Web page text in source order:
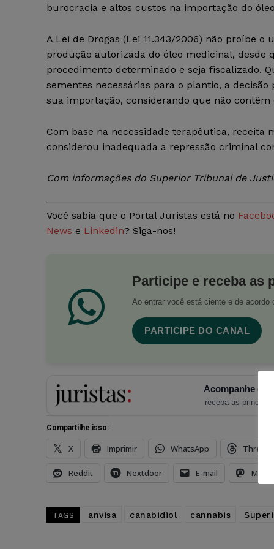
burocracia e altos custos na importação do
A Lei de Drogas (Lei 11.343/2006) não proíbe o
produção autorizada do óleo medicinal, desde
procedimento determinado e seja fiscalizado.
sementes necessárias para o plantio, a
sua importação, considerando que não
Com base na necessidade terapêutica, receita
considerou inadequada a repressão criminal
Com informações do Superior Tribunal de
Você sabia que o Portal Juristas está no
News e Linkedin? Siga-nos!
Participe e receba as
Ao entrar você está ciente e de
PARTICIPE DO CANAL
Acompanhe o
receba as
Compartilhe isso:
X Imprimir WhatsApp Threads
Reddit Nextdoor E-mail
TAGS anvisa canabidiol cannabis